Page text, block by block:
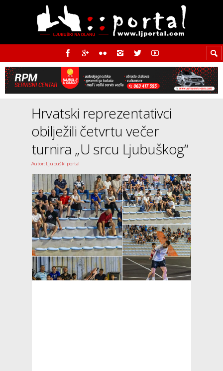
Hrvatski reprezentativci
obilježili četvrtu večer
turnira „U srcu Ljubuškog“
Autor: Ljubuški portal